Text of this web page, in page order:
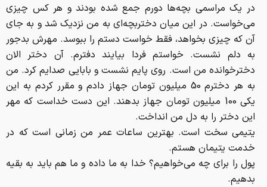
در يك مراسمي بچه‌ها دورم جمع شده بودند و هر كس چيزي
مي‌خواست. در اين ميان دختربچه‌اي به من نزديك شد و به جاي
آن كه چيزي بخواهد، فقط خواست دستم را ببوسد. مهرش بدجور
به دلم نشست. خواستم فردا بيايند دفترم. آن دختر الان
دخترخوانده من است. روي پايم نشست و بابايي صدايم كرد. من
به هر دخترم 50 ميليون تومان جهاز دادم و مقرر كردم به اين
يكي 100 ميليون تومان جهاز بدهند. اين دست خداست كه مهر
اين دختر را به دل من انداخت.
يتيمي سخت است. بهترين ساعات عمر من زماني است كه در
خدمت يتيمان هستم.
پول را براي چه مي‌خواهيم؟ خدا به ما داده و ما هم بايد به بقيه
بدهيم.